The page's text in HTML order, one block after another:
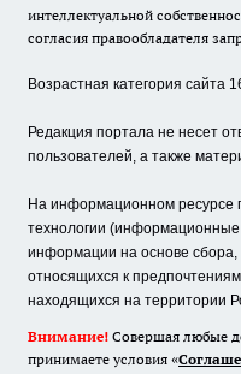
интеллектуальной
согласия правообладателя
Возрастная категория сайта
Редакция портала не несет
пользователей, а также
На информационном ресурсе
технологии (информационные
информации на основе сбора,
относящихся к
находящихся на территории
Внимание! Совершая любые
принимаете условия «